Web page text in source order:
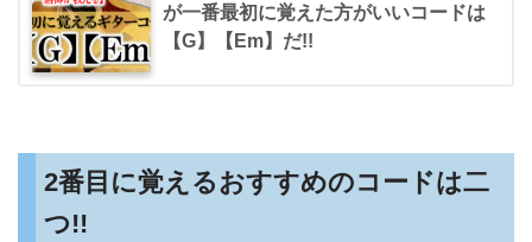
が一番最初に覚えた方がいいコードは
【G】【Em】だ!!
2番目に覚えるおすすめのコードは二
つ!!